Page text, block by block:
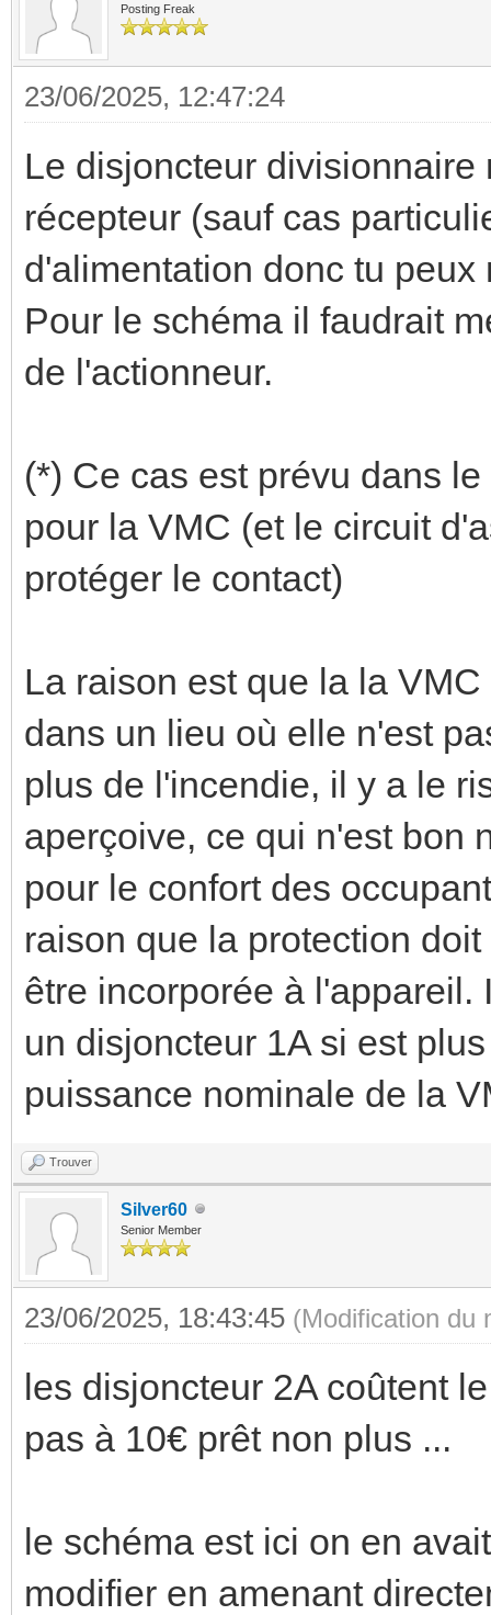
Posting Freak
23/06/2025, 12:47:24
Le disjoncteur
récepteur (sauf cas
d'alimentation donc tu peux
Pour le schéma il faudrait
de l'actionneur.
(*) Ce cas est prévu dans
pour la VMC (et le circuit
protéger le contact)
La raison est que la la
dans un lieu où elle n'est
plus de l'incendie, il y a le
aperçoive, ce qui n'est bon
pour le confort des
raison que la protection
être incorporée à l'appareil.
un disjoncteur 1A si est
puissance nominale de la
Trouver
Silver60
Senior Member
23/06/2025, 18:43:45 (Modification du
les disjoncteur 2A coûtent
pas à 10€ prêt non plus ...
le schéma est ici on en
modifier en amenant